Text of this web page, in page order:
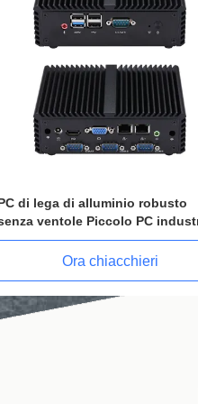
USB2.0 Mini PC industriale Intel
3855U 6 COM 2 HDM 1 VGA PC
senza ventole
Ora chiacchieri